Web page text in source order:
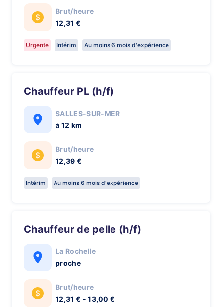
Brut/heure
12,31 €
Urgente Intérim Au moins 6 mois d'expérience
chauffeur PL (h/f)
SALLES-SUR-MER
à 12 km
Brut/heure
12,39 €
Intérim Au moins 6 mois d'expérience
Chauffeur de pelle (h/f)
La Rochelle
proche
Brut/heure
12,31 € - 13,00 €